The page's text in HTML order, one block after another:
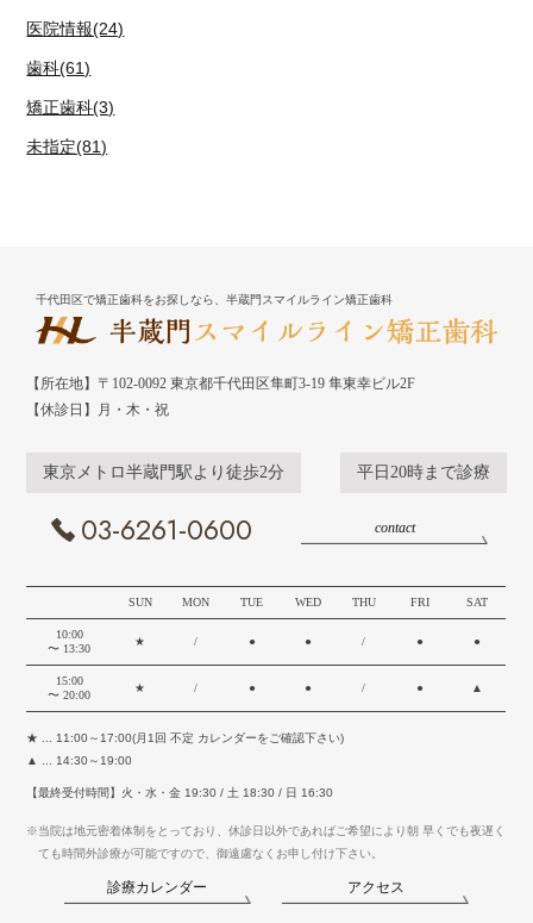
医院情報(24)
歯科(61)
矯正歯科(3)
未指定(81)
千代田区で矯正歯科をお探しなら、半蔵門スマイルライン矯正歯科
【所在地】〒102-0092 東京都千代田区隼町3-19 隼東幸ビル2F
【休診日】月・木・祝
東京メトロ半蔵門駅より徒歩2分 平日20時まで診療
03-6261-0600 contact
SUN MON TUE WED THU FRI SAT
10:00
〜 13:30
★ / ● ● / ● ●
15:00
〜 20:00
★ / ● ● / ● ▲
★ ... 11:00～17:00(月1回 不定 カレンダーをご確認下さい)
▲ ... 14:30～19:00
【最終受付時間】火・水・金 19:30 / 土 18:30 / 日 16:30
※当院は地元密着体制をとっており、休診日以外であればご希望により朝 早くでも夜遅く
ても時間外診療が可能ですので、御遠慮なくお申し付け下さい。
診療カレンダー アクセス